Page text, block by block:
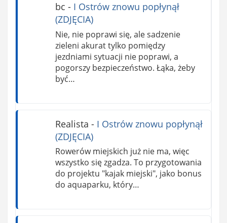
bc - I Ostrów znowu popłynął
(ZDJĘCIA)
Nie, nie poprawi się, ale sadzenie
zieleni akurat tylko pomiędzy
jezdniami sytuacji nie poprawi, a
pogorszy bezpieczeństwo. Łąka, żeby
być…
Realista - I Ostrów znowu popłynął
(ZDJĘCIA)
Rowerów miejskich już nie ma, więc
wszystko się zgadza. To przygotowania
do projektu "kajak miejski", jako bonus
do aquaparku, który…